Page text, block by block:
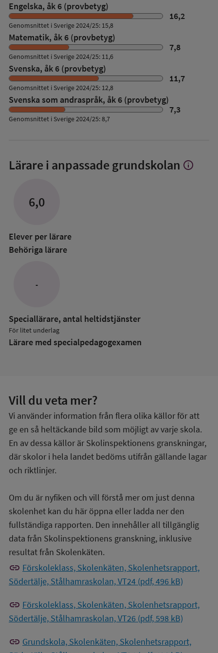
Engelska, åk 6 (provbetyg)
16,2
Genomsnittet i Sverige 2024/25: 15,8
Matematik, åk 6 (provbetyg)
7,8
Genomsnittet i Sverige 2024/25: 11,6
Svenska, åk 6 (provbetyg)
11,7
Genomsnittet i Sverige 2024/25: 12,8
Svenska som andraspråk, åk 6 (provbetyg)
7,3
Genomsnittet i Sverige 2024/25: 8,7
Lärare i anpassade grundskolan Visa
info
6,0
Elever per lärare
Behöriga lärare
-
Speciallärare, antal heltidstjänster
För litet underlag
Lärare med specialpedagog­examen
Vill du veta mer?
Vi använder information från flera olika källor för att
ge en så heltäckande bild som möjligt av varje skola.
En av dessa källor är Skolinspektionens granskningar,
där skolor i hela landet bedöms utifrån gällande lagar
och riktlinjer.
Om du är nyfiken och vill förstå mer om just denna
skolenhet kan du här öppna eller ladda ner den
fullständiga rapporten. Den innehåller all tillgänglig
data från Skolinspektionens granskning, inklusive
resultat från Skolenkäten.
link Förskoleklass, Skolenkäten, Skolenhetsrapport,
Södertälje, Stålhamraskolan, VT24 (pdf, 496 kB)
link Förskoleklass, Skolenkäten, Skolenhetsrapport,
Södertälje, Stålhamraskolan, VT26 (pdf, 598 kB)
link Grundskola, Skolenkäten, Skolenhetsrapport,